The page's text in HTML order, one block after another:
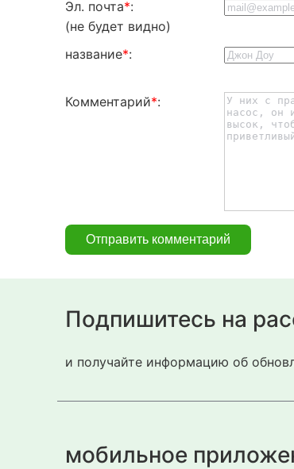
Эл. почта*:
(не будет видно)
название*:
Комментарий*:
Подпишитесь на
и получайте информацию об
мобильное